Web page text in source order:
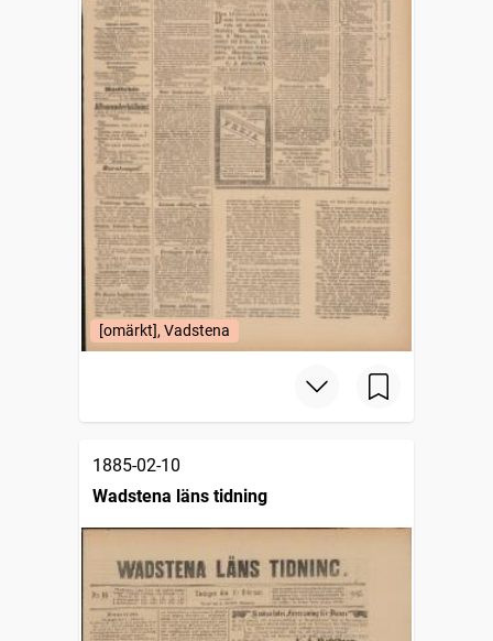
[omärkt], Vadstena
1885-02-10
Wadstena läns tidning